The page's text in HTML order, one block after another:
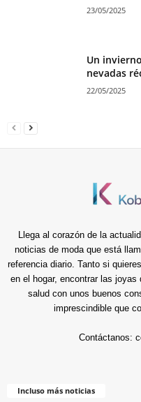
23/05/2025
Un
nevadas
22/05/2025
Llega al corazón de la
noticias de moda que está
referencia diario. Tanto si
en el hogar, encontrar las
salud con unos buenos
imprescindible que
Contáctanos:
Incluso más noticias